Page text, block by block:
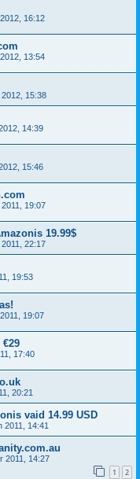
16:12
13:54
15:38
14:39
15:46
19:07
19.99$
22:17
19:53
19:07
17:40
20:21
vaid 14.99 USD
2011, 14:41
2011, 14:27
1 2